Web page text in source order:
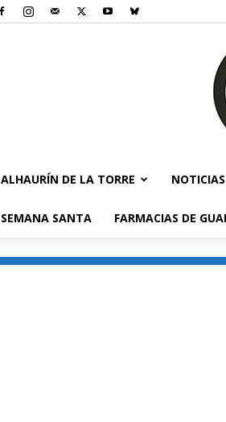
ALHAURÍN DE LA TORRE NOTICIAS
SEMANA SANTA FARMACIAS DE